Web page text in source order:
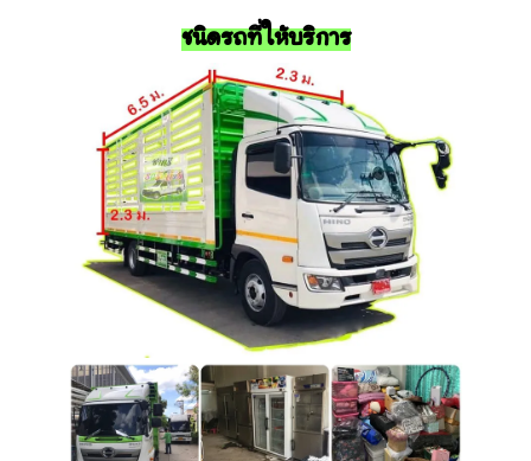
ชนิดรถที่ให้บริการ